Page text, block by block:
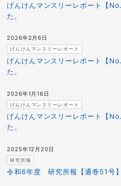
げんけんマンスリーレポート【
た。
げんけんマンスリーレポート【
た。
げんけんマンスリーレポート
2026年2月6日
げんけんマンスリーレポート【
た。
げんけんマンスリーレポート
2026年1月16日
令和6年度 研究所報【通巻51号
研究所報
2025年12月20日